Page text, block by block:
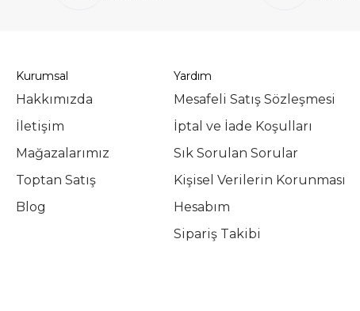
Kurumsal
Hakkımızda
İletişim
Mağazalarımız
Toptan Satış
Blog
Yardım
Mesafeli Satış Sözleşmesi
İptal ve İade Koşulları
Sık Sorulan Sorular
Kişisel Verilerin Korunması
Hesabım
Sipariş Takibi